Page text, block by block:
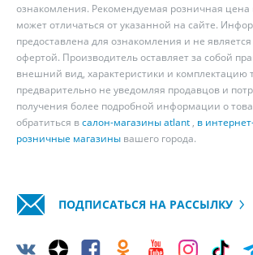
ознакомления. Рекомендуемая розничная цена
может отличаться от указанной на сайте.
предоставлена для ознакомления и не
офертой. Производитель оставляет за собой
внешний вид, характеристики и комплектацию
предварительно не уведомляя продавцов и
получения более подробной информации о
обратиться всалон-магазины atlant , в
розничные магазины вашего города.
ПОДПИСАТЬСЯ НА РАССЫЛКУ